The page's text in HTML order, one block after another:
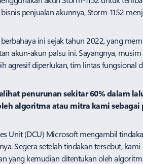
penjualan akunnya, Storm-1152
ini sejak tahun 2022, yang
akun-akun palsu ini. Sayangnya,
agresif diperlukan, tim lintas fungsional
penurunan sekitar 60% dalam
algoritma atau mitra kami
Unit (DCU) Microsoft mengambil
Segera setelah tindakan tersebut,
yang kemudian ditentukan oleh